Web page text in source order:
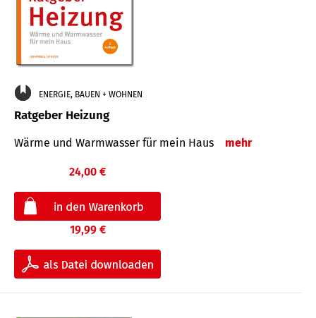
ENERGIE, BAUEN + WOHNEN
Ratgeber Heizung
Wärme und Warmwasser für mein Haus mehr
24,00 €
19,99 €